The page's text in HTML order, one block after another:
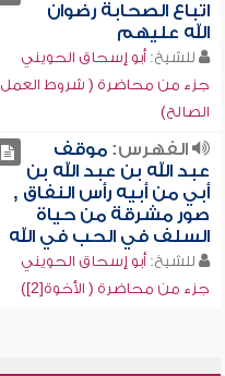
اتباع الصحابة رضوان
الله عليهم
للشيخ: أبو إسحاق الحويني
جزء من محاضرة ( شروط العمل
الصالح)
الفهرس:موقف
عبد الله بن عبد الله بن
أبي من أبيه رأس النفاق ,
صور مشرقة من حياة
السلف في الحب في الله
للشيخ: أبو إسحاق الحويني
جزء من محاضرة ( الأخوة[2])